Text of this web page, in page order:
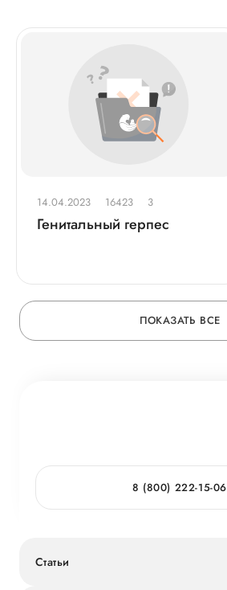
14.04.2023 16423 3
Генитальный герпес
ПОКАЗАТЬ ВСЕ
8 (800) 222-15-06
Статьи